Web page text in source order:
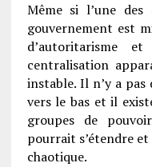
Même si l’une des
gouvernement est
d’autoritarisme
centralisation
instable. Il n’y a
vers le bas et il
groupes de
pourrait s’étendre
chaotique.